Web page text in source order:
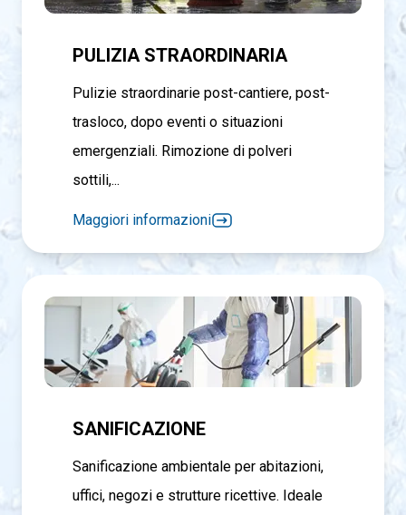
PULIZIA STRAORDINARIA
Pulizie straordinarie post-cantiere, post-
trasloco, dopo eventi o situazioni
emergenziali. Rimozione di polveri
sottili,...
Maggiori informazioni
SANIFICAZIONE
Sanificazione ambientale per abitazioni,
uffici, negozi e strutture ricettive. Ideale